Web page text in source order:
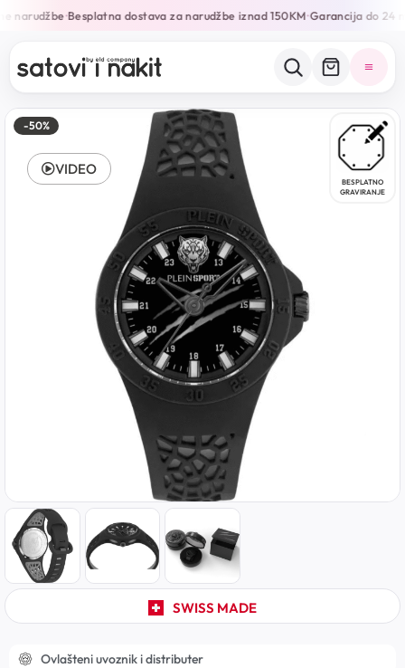
narudžbe•Besplatna dostava za narudžbe iznad 150KM•Garancija do 24
-50%
BESPLATNO
GRAVIRANJE
SWISS MADE
VIDEO
Ovlašteni uvoznik i distributer